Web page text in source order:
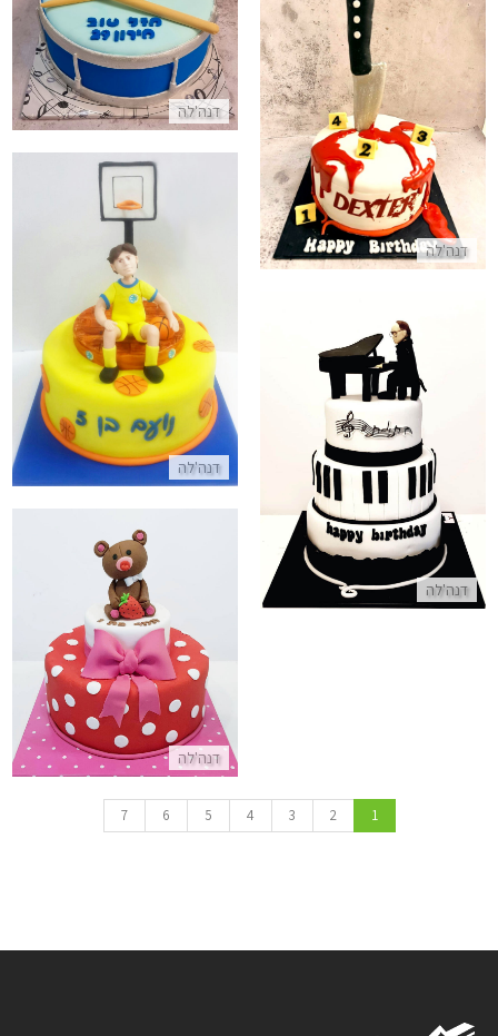
דנה'לה
התקשר/י
דנה'לה
עוגת דקסטר זירת פשע מבצק סוכר
התקשר/י
דנה'לה
עוגת מגרש כדורסל
התקשר/י
דנה'לה
עוגת יום הולדת מיוחדת בעיצוב פסנתר
התקשר/י
דנה'לה
עוגה מתוקה עם דובי מבצק סוכר
התקשר/י
1
2
3
4
5
6
7